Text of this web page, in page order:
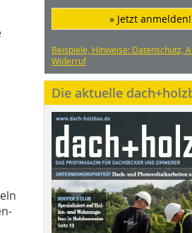
» Jetzt anmelden!
Beispiele, Hinweise: Datenschutz,
Widerruf
Die aktuelle